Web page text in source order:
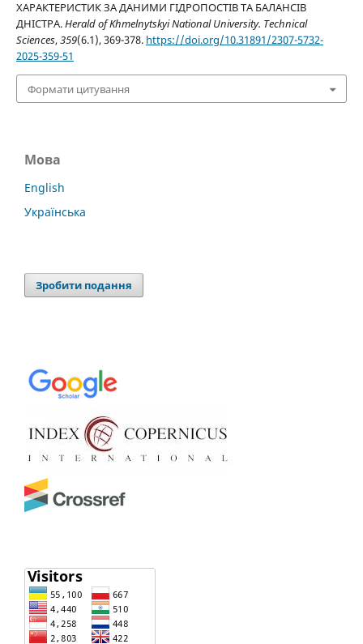
ХАРАКТЕРИСТИК ЗА ДАНИМИ ГІДРОПОСТІВ ТА БАЛАНСІВ
ДНІСТРА.Herald of Khmelnytskyi National University. Technical
Sciences,359(6.1), 369-378. https://doi.org/10.31891/2307-5732-
2025-359-51
Формати цитування
Мова
English
Українська
Зробити подання